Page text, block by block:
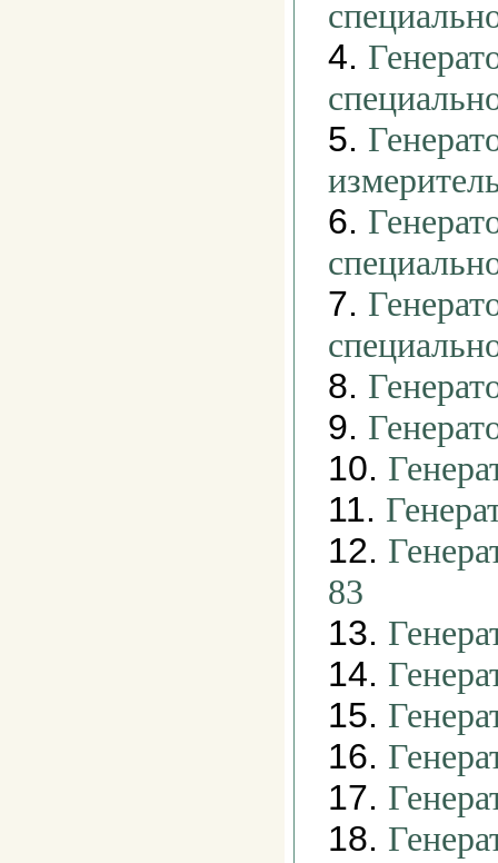
4.
5.
6.
7.
8.
9.
10.
11.
12.
83
13.
14.
15.
16.
17.
18.